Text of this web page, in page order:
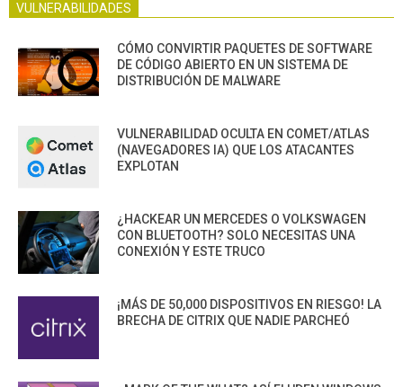
VULNERABILIDADES
CÓMO CONVIRTIR PAQUETES DE SOFTWARE
DE CÓDIGO ABIERTO EN UN SISTEMA DE
DISTRIBUCIÓN DE MALWARE
VULNERABILIDAD OCULTA EN COMET/ATLAS
(NAVEGADORES IA) QUE LOS ATACANTES
EXPLOTAN
¿HACKEAR UN MERCEDES O VOLKSWAGEN
CON BLUETOOTH? SOLO NECESITAS UNA
CONEXIÓN Y ESTE TRUCO
¡MÁS DE 50,000 DISPOSITIVOS EN RIESGO! LA
BRECHA DE CITRIX QUE NADIE PARCHEÓ